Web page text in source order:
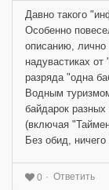
Давно такого
Особенно
описанию, лично
надувастиках
разряда "одна
Водным
байдарок
(включая
Без обид, ничего
0 Ответить